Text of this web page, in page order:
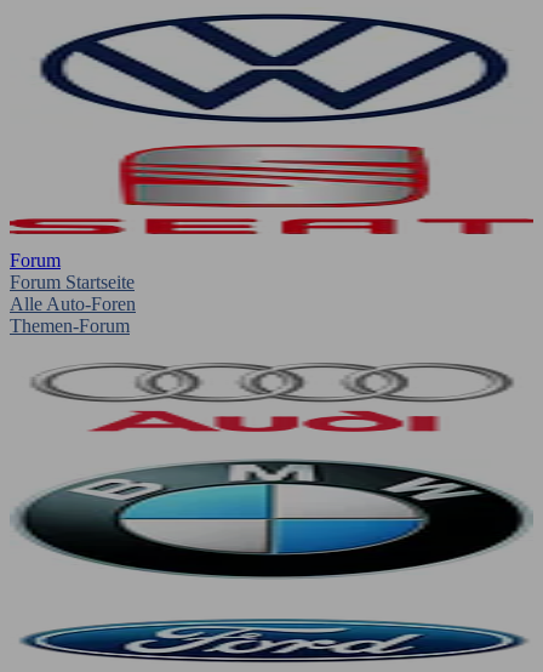
Forum
Forum Startseite
Alle Auto-Foren
Themen-Forum